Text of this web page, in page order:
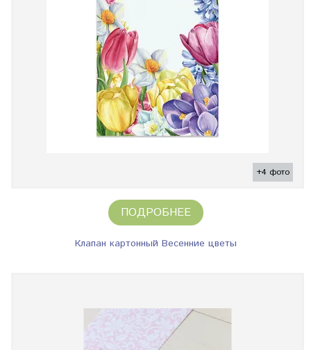
+4 фото
ПОДРОБНЕЕ
Клапан картонный Весенние цветы